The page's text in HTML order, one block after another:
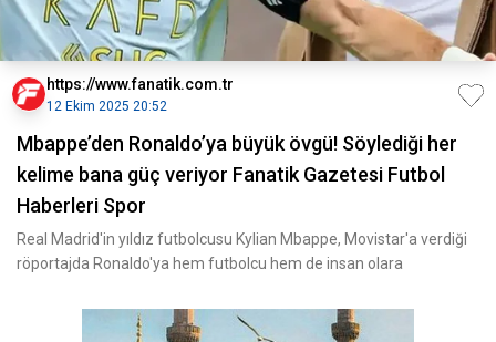
https://www.fanatik.com.tr
12 Ekim 2025 20:52
Mbappe’den Ronaldo’ya büyük övgü! Söylediği her
kelime bana güç veriyor Fanatik Gazetesi Futbol
Haberleri Spor
Real Madrid'in yıldız futbolcusu Kylian Mbappe, Movistar'a verdiği
röportajda Ronaldo'ya hem futbolcu hem de insan olara